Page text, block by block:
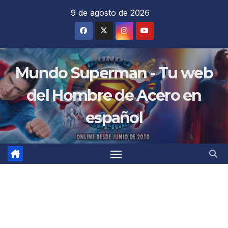
9 de agosto de 2026
Mundo Superman - Tu web
del Hombre de Acero en
español